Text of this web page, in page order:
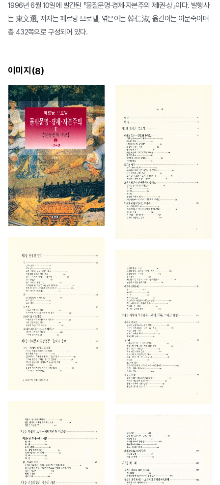
1996년 6월 10일에 발간된 『물질문명·경제·자본주의 제Ⅰ권·상』이다. 발행사
는 東文選, 저자는 페르낭 브로델, 엮은이는 韓仁淑, 옮긴이는 이문숙이며
총 432쪽으로 구성되어 있다.
이미지(8)